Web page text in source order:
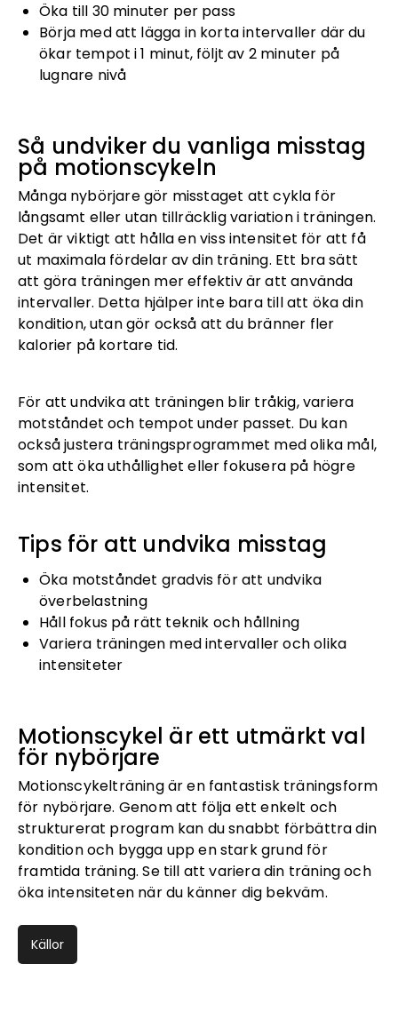
Öka till 30 minuter per pass
Börja med att lägga in korta intervaller där du
ökar tempot i 1 minut, följt av 2 minuter på
lugnare nivå
Så undviker du vanliga misstag
på motionscykeln
Många nybörjare gör misstaget att cykla för
långsamt eller utan tillräcklig variation i träningen.
Det är viktigt att hålla en viss intensitet för att få
ut maximala fördelar av din träning. Ett bra sätt
att göra träningen mer effektiv är att använda
intervaller. Detta hjälper inte bara till att öka din
kondition, utan gör också att du bränner fler
kalorier på kortare tid.
För att undvika att träningen blir tråkig, variera
motståndet och tempot under passet. Du kan
också justera träningsprogrammet med olika mål,
som att öka uthållighet eller fokusera på högre
intensitet.
Tips för att undvika misstag
Öka motståndet gradvis för att undvika
överbelastning
Håll fokus på rätt teknik och hållning
Variera träningen med intervaller och olika
intensiteter
Motionscykel är ett utmärkt val
för nybörjare
Motionscykelträning är en fantastisk träningsform
för nybörjare. Genom att följa ett enkelt och
strukturerat program kan du snabbt förbättra din
kondition och bygga upp en stark grund för
framtida träning. Se till att variera din träning och
öka intensiteten när du känner dig bekväm.
Källor